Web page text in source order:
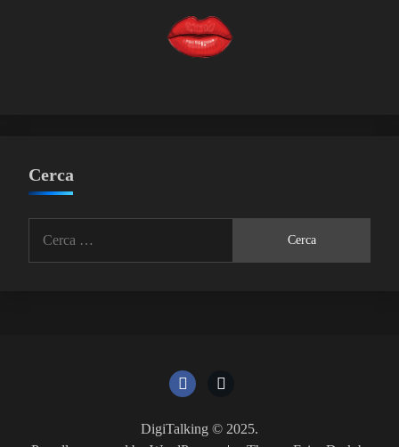
Cerca
per:
DigiTalking © 2025.